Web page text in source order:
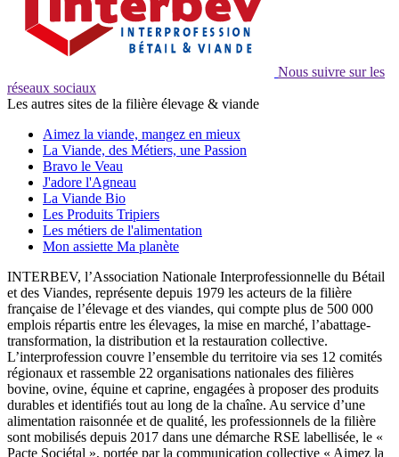
Nous suivre sur les
réseaux sociaux
Les autres sites de la filière élevage & viande
Aimez la viande, mangez en mieux
La Viande, des Métiers, une Passion
Bravo le Veau
J'adore l'Agneau
La Viande Bio
Les Produits Tripiers
Les métiers de l'alimentation
Mon assiette Ma planète
INTERBEV, l’Association Nationale Interprofessionnelle du Bétail
et des Viandes, représente depuis 1979 les acteurs de la filière
française de l’élevage et des viandes, qui compte plus de 500 000
emplois répartis entre les élevages, la mise en marché, l’abattage-
transformation, la distribution et la restauration collective.
L’interprofession couvre l’ensemble du territoire via ses 12 comités
régionaux et rassemble 22 organisations nationales des filières
bovine, ovine, équine et caprine, engagées à proposer des produits
durables et identifiés tout au long de la chaîne. Au service d’une
alimentation raisonnée et de qualité, les professionnels de la filière
sont mobilisés depuis 2017 dans une démarche RSE labellisée, le «
Pacte Sociétal », portée par la communication collective « Aimez la